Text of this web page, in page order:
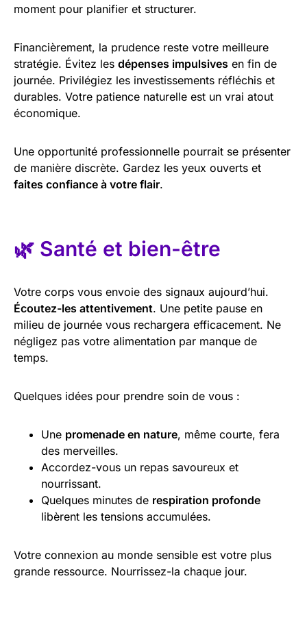
moment pour planifier et structurer.
Financièrement, la prudence reste votre meilleure
stratégie. Évitez les dépenses impulsives en fin de
journée. Privilégiez les investissements réfléchis et
durables. Votre patience naturelle est un vrai atout
économique.
Une opportunité professionnelle pourrait se présenter
de manière discrète. Gardez les yeux ouverts et
faites confiance à votre flair.
🌿 Santé et bien-être
Votre corps vous envoie des signaux aujourd’hui.
Écoutez-les attentivement. Une petite pause en
milieu de journée vous rechargera efficacement. Ne
négligez pas votre alimentation par manque de
temps.
Quelques idées pour prendre soin de vous :
Une promenade en nature, même courte, fera
des merveilles.
Accordez-vous un repas savoureux et
nourrissant.
Quelques minutes de respiration profonde
libèrent les tensions accumulées.
Votre connexion au monde sensible est votre plus
grande ressource. Nourrissez-la chaque jour.